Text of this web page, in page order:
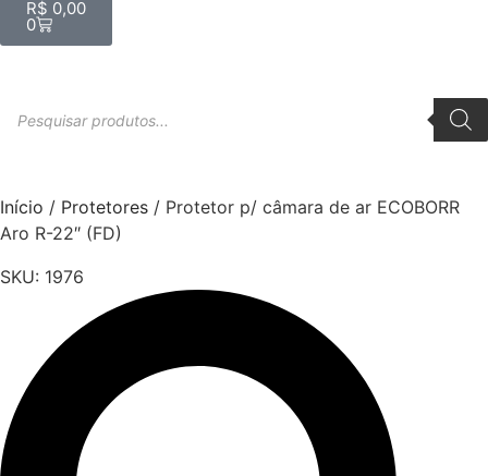
R$ 0,00
0
Início / Protetores / Protetor p/ câmara de ar ECOBORR
Aro R-22″ (FD)
SKU: 1976